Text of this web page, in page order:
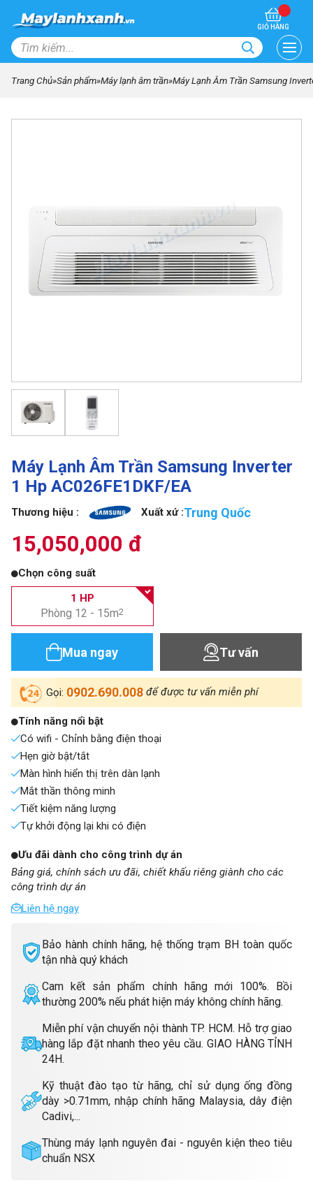
GIỎ HÀNG
Trang Chủ»Sản phẩm»Máy lạnh âm trần»Máy Lạnh Âm Trần Samsung
Máy Lạnh Âm Trần Samsung Inverter
1 Hp AC026FE1DKF/EA
Thương hiệu : Xuất xứ :Trung Quốc
15,050,000 đ
Chọn công suất
1 HP
Phòng 12 - 15m2
Mua ngay Tư vấn
Gọi: 0902.690.008 để được tư vấn miễn phí
Tính năng nổi bật
Có wifi - Chỉnh bằng điện thoại
Hẹn giờ bật/tắt
Màn hình hiển thị trên dàn lạnh
Mắt thần thông minh
Tiết kiệm năng lượng
Tự khởi động lại khi có điện
Bảo hành chính hãng, hệ thống trạm BH toàn quốc
tận nhà quý khách
Cam kết sản phẩm chính hãng mới 100%. Bồi
thường 200% nếu phát hiện máy không chính hãng.
Miễn phí vận chuyển nội thành TP. HCM. Hỗ trợ giao
hàng lắp đặt nhanh theo yêu cầu. GIAO HÀNG TỈNH
24H.
Kỹ thuật đào tạo từ hãng, chỉ sử dụng ống đồng
dày >0.71mm, nhập chính hãng Malaysia, dây điện
Cadivi,...
Thùng máy lạnh nguyên đai - nguyên kiện theo tiêu
chuẩn NSX
Ưu đãi dành cho công trình dự án
Bảng giá, chính sách ưu đãi, chiết khấu riêng giành cho các
công trình dự án
Liên hệ ngay